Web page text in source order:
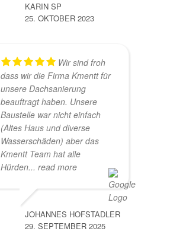
KARIN SP
25. OKTOBER 2023
Wir sind froh
dass wir die Firma Kmentt für
unsere Dachsanierung
beauftragt haben. Unsere
Baustelle war nicht einfach
(Altes Haus und diverse
Wasserschäden) aber das
Kmentt Team hat alle
Hürden... read more
JOHANNES HOFSTADLER
29. SEPTEMBER 2025